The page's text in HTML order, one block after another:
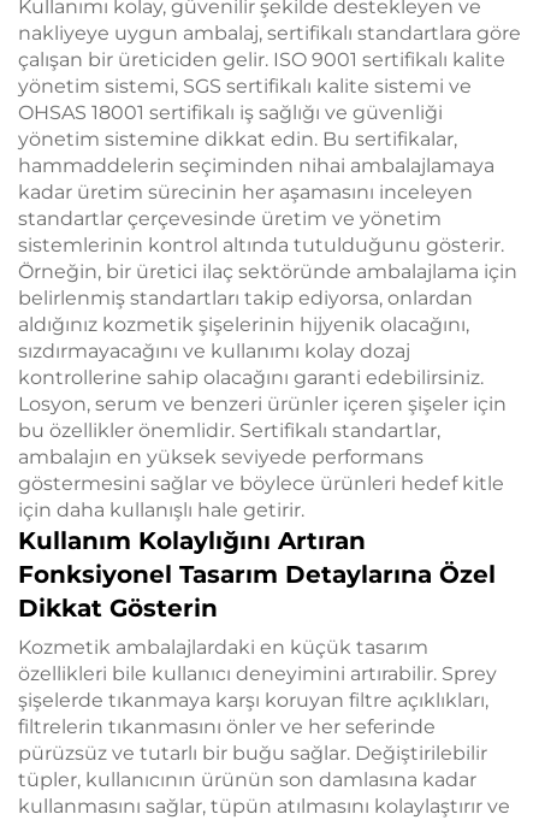
Kullanımı kolay, güvenilir şekilde destekleyen ve
nakliyeye uygun ambalaj, sertifikalı standartlara göre
çalışan bir üreticiden gelir. ISO 9001 sertifikalı kalite
yönetim sistemi, SGS sertifikalı kalite sistemi ve
OHSAS 18001 sertifikalı iş sağlığı ve güvenliği
yönetim sistemine dikkat edin. Bu sertifikalar,
hammaddelerin seçiminden nihai ambalajlamaya
kadar üretim sürecinin her aşamasını inceleyen
standartlar çerçevesinde üretim ve yönetim
sistemlerinin kontrol altında tutulduğunu gösterir.
Örneğin, bir üretici ilaç sektöründe ambalajlama için
belirlenmiş standartları takip ediyorsa, onlardan
aldığınız kozmetik şişelerinin hijyenik olacağını,
sızdırmayacağını ve kullanımı kolay dozaj
kontrollerine sahip olacağını garanti edebilirsiniz.
Losyon, serum ve benzeri ürünler içeren şişeler için
bu özellikler önemlidir. Sertifikalı standartlar,
ambalajın en yüksek seviyede performans
göstermesini sağlar ve böylece ürünleri hedef kitle
için daha kullanışlı hale getirir.
Kullanım Kolaylığını Artıran
Fonksiyonel Tasarım Detaylarına Özel
Dikkat Gösterin
Kozmetik ambalajlardaki en küçük tasarım
özellikleri bile kullanıcı deneyimini artırabilir. Sprey
şişelerde tıkanmaya karşı koruyan filtre açıklıkları,
filtrelerin tıkanmasını önler ve her seferinde
pürüzsüz ve tutarlı bir buğu sağlar. Değiştirilebilir
tüpler, kullanıcının ürünün son damlasına kadar
kullanmasını sağlar, tüpün atılmasını kolaylaştırır ve